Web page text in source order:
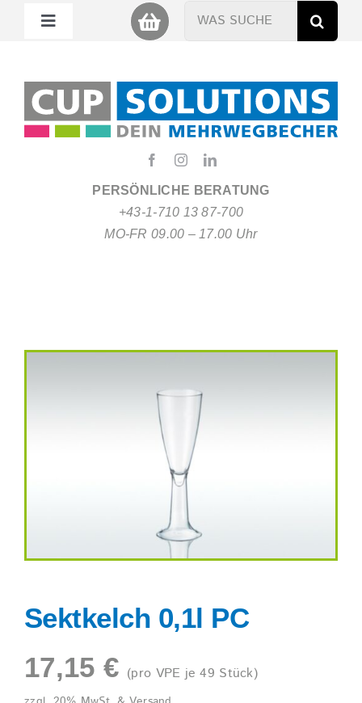
PERSÖNLICHE BERATUNG
+43-1-710 13 87-700
MO-FR 09.00 – 17.00 Uhr
Toggle
Miet Cup
Nachhaltigkeit
Suche
nach:
Sektkelch 0,1l PC
17,15 € (pro VPE je 49 Stück)